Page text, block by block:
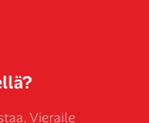
Vieraile